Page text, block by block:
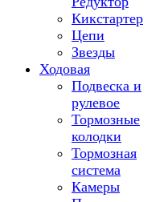
Кикстартер
Цепи
Звезды
Ходовая
Подвеска и
рулевое
Тормозные
колодки
Тормозная
система
Камеры